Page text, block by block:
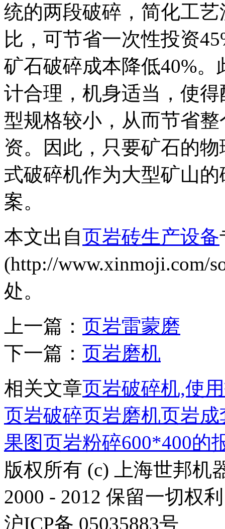
统的两段破碎，简化工
比，可节省一次性投资
矿石破碎成本降低40%
计合理，机身适当，使
型规格较小，从而节省
资。因此，只要矿石的
式破碎机作为大型矿山
案。
本文出自页岩砖生产设备
(http://www.xinmoji.com/
处。
上一篇： 页岩雷蒙磨
下一篇： 页岩磨机
相关文章页岩破碎机,使
页岩破碎页岩磨机页岩成
果图页岩粉碎600*400的
版权所有 (c) 上海世邦机
2000 - 2012 保留一切权利
沪ICP备 05035883号